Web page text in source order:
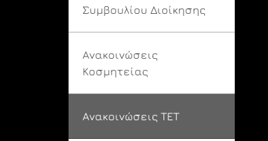
Συμβουλίου Διοίκησης
Ανακοινώσεις
Κοσμητείας
Ανακοινώσεις ΤΕΤ